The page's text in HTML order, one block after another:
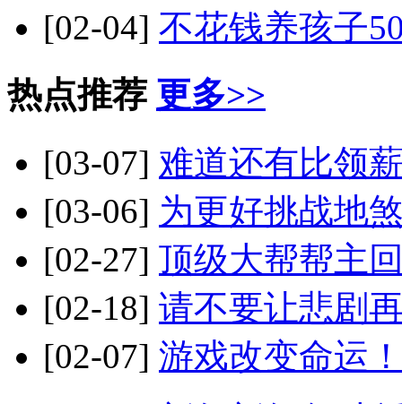
[02-04] 不花钱养孩子
热点推荐 更多>>
[03-07] 难道还有比领
[03-06] 为更好挑战地
[02-27] 顶级大帮帮主
[02-18] 请不要让悲剧
[02-07] 游戏改变命运